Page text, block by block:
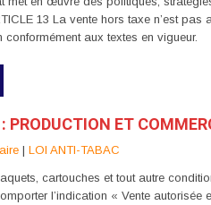
13 La vente hors taxe n’est pas
conformément aux textes en vigueur.
PRODUCTION ET
| LOI ANTI-TABAC
cartouches et tout autre
l’indication « Vente